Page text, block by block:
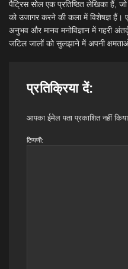
पैट्रिस सोल एक प्रतिष्ठित लेखिका हैं,
को उजागर करने की कला में विशेषज्ञ
अनुभव और मानव मनोविज्ञान में गहरी
जटिल जालों को सुलझाने में अपनी क्षमताओं
प्रतिक्रिया दें:
आपका ईमेल पता प्रकाशित नहीं किया
टिप्पणी: